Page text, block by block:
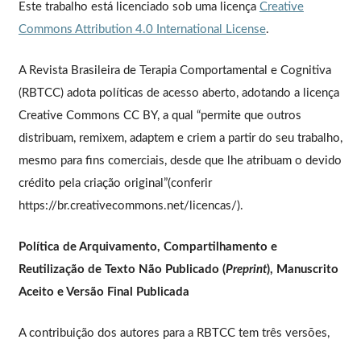
Este trabalho está licenciado sob uma licença Creative
Commons Attribution 4.0 International License.
A Revista Brasileira de Terapia Comportamental e Cognitiva
(RBTCC) adota políticas de acesso aberto, adotando a licença
Creative Commons CC BY, a qual “permite que outros
distribuam, remixem, adaptem e criem a partir do seu trabalho,
mesmo para fins comerciais, desde que lhe atribuam o devido
crédito pela criação original”(conferir
https://br.creativecommons.net/licencas/).
Política de Arquivamento, Compartilhamento e
Reutilização de Texto Não Publicado (Preprint), Manuscrito
Aceito e Versão Final Publicada
A contribuição dos autores para a RBTCC tem três versões,